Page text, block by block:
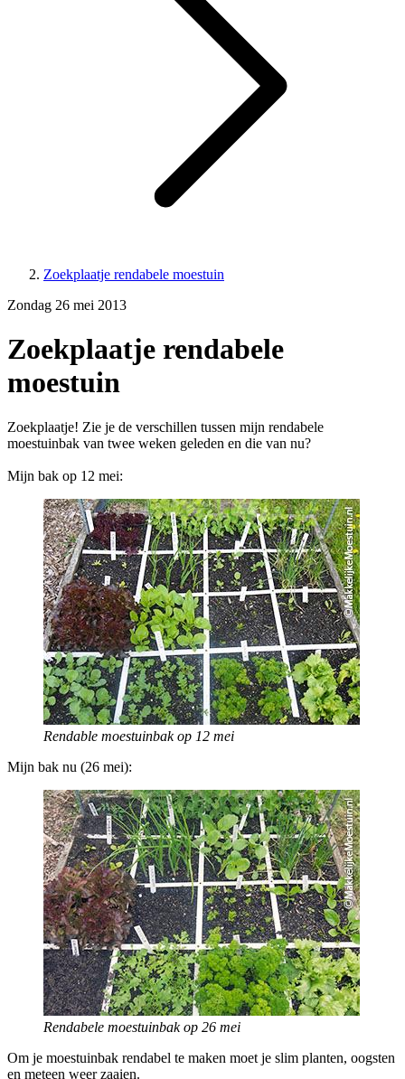
Zoekplaatje rendabele moestuin
Zondag 26 mei 2013
Zoekplaatje rendabele
moestuin
Zoekplaatje! Zie je de verschillen tussen mijn rendabele
moestuinbak van twee weken geleden en die van nu?
Mijn bak op 12 mei:
Rendable moestuinbak op 12 mei
Mijn bak nu (26 mei):
Rendabele moestuinbak op 26 mei
Om je moestuinbak rendabel te maken moet je slim planten, oogsten
en meteen weer zaaien.